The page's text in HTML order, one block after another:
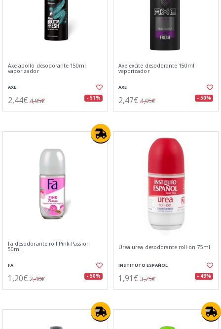
Axe apollo desodorante 150ml
vaporizador
AXE
2,44€ 4,95€ - 51%
Axe excite desodorante 150ml
vaporizador
AXE
2,47€ 4,95€ - 50%
Fa desodorante roll Pink Passion
50ml
FA
1,20€ 2,40€ - 50%
Urea urea desodorante roll-on 75ml
INSTITUTO ESPAÑOL
1,91€ 3,75€ - 49%